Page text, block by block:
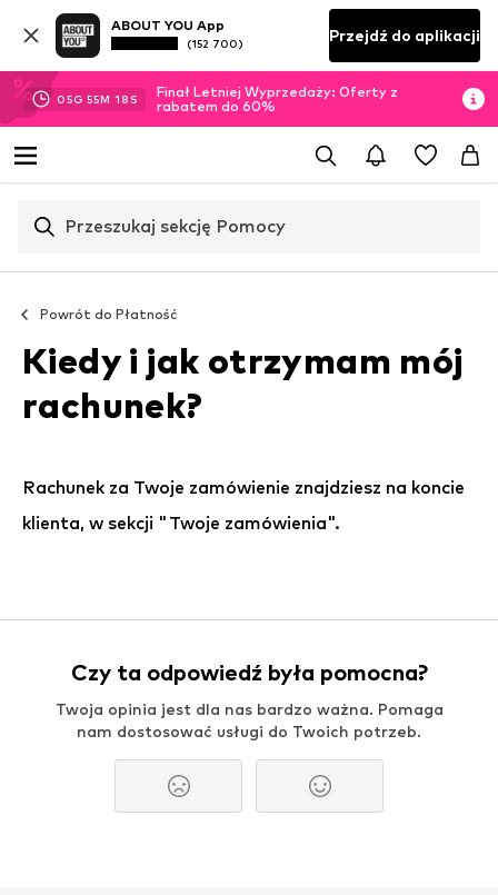
ABOUT YOU App
(152 700) Przejdź do aplikacji
05G 55M 18 S
Finał Letniej Wyprzedaży: Oferty z
rabatem do 60%
Przeszukaj sekcję Pomocy
Powrót do Płatność
Kiedy i jak otrzymam mój
rachunek?
Rachunek za Twoje zamówienie znajdziesz na koncie
klienta, w sekcji "Twoje zamówienia".
Czy ta odpowiedź była pomocna?
Twoja opinia jest dla nas bardzo ważna. Pomaga
nam dostosować usługi do Twoich potrzeb.